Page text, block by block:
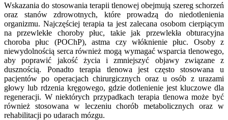
Wskazania do stosowania terapii tlenowej obejmują szereg schorzeń
oraz stanów zdrowotnych, które prowadzą do niedotlenienia
organizmu. Najczęściej terapia ta jest zalecana osobom cierpiącym
na przewlekłe choroby płuc, takie jak przewlekła obturacyjna
choroba płuc (POChP), astma czy włóknienie płuc. Osoby z
niewydolnością serca również mogą wymagać wsparcia tlenowego,
aby poprawić jakość życia i zmniejszyć objawy związane z
dusznością. Ponadto terapia tlenowa jest często stosowana u
pacjentów po operacjach chirurgicznych oraz u osób z urazami
głowy lub rdzenia kręgowego, gdzie dotlenienie jest kluczowe dla
regeneracji. W niektórych przypadkach terapia tlenowa może być
również stosowana w leczeniu chorób metabolicznych oraz w
rehabilitacji po udarach mózgu.